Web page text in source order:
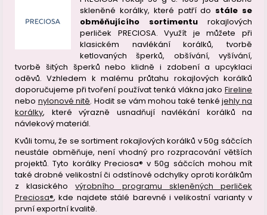
skleněné korálky, které patří do stále se
obměňujícího sortimentu rokajlových
perliček PRECIOSA. Využít je můžete při
klasickém navlékání korálků, tvorbě
ketlovaných šperků, obšívání, vyšívání,
tvorbě šitých šperků nebo klidně i zdobení a upcyklaci
oděvů.Vzhledem k malému průtahu rokajlových korálků
doporučujeme při tvoření používat tenká vlákna jako Fireline
nebo nylonové nitě. Hodit se vám mohou také tenké jehly na
korálky, které výrazně usnadňují navlékání korálků na
návlekový materiál.
Kvůli tomu, že se sortiment rokajlových korálků v 50g sáčcích
neustále obměňuje, není vhodný pro rozpracování větších
projektů. Tyto korálky Preciosa® v 50g sáčcích mohou mít
také drobné velikostní či odstínové odchylky oproti korálkům
z klasickéhovýrobního programu skleněných perliček
Preciosa®, kde najdete stálé barevné i velikostní varianty v
první exportní kvalitě.